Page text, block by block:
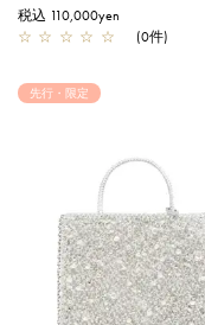
税込 110,000yen
☆ ☆ ☆ ☆ ☆ (0件)
先行・限定